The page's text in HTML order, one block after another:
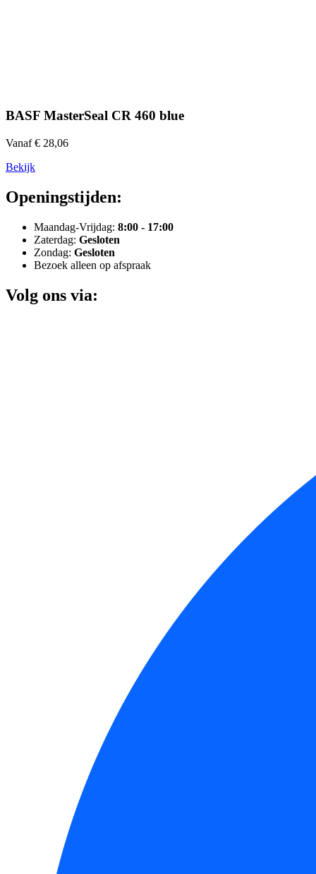
BASF MasterSeal CR 460 blue
Vanaf € 28,06
Bekijk
Openingstijden:
Maandag-Vrijdag: 8:00 - 17:00
Zaterdag: Gesloten
Zondag: Gesloten
Bezoek alleen op afspraak
Volg ons via: